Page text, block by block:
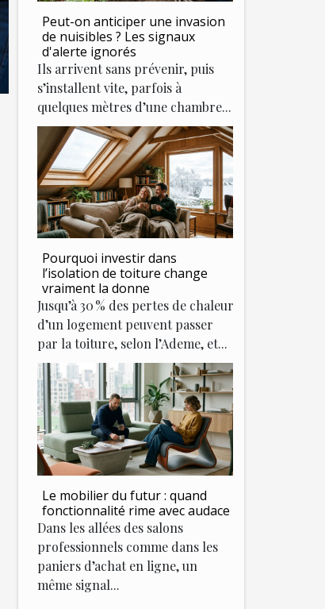
Peut-on anticiper une invasion
de nuisibles ? Les signaux
d'alerte ignorés
Ils arrivent sans prévenir, puis
s’installent vite, parfois à
quelques mètres d’une chambre...
Pourquoi investir dans
l’isolation de toiture change
vraiment la donne
Jusqu’à 30 % des pertes de chaleur
d’un logement peuvent passer
par la toiture, selon l’Ademe, et...
Le mobilier du futur : quand
fonctionnalité rime avec audace
Dans les allées des salons
professionnels comme dans les
paniers d’achat en ligne, un
même signal...